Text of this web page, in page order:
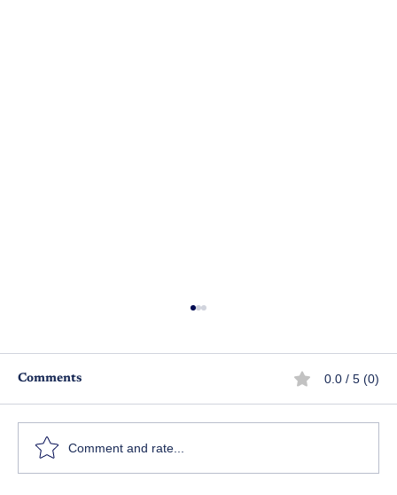
లవ్ ఛాలెంజ్ ఎపిసోడ్ 1
Comments 0.0 / 5 (0)
Comment and rate...